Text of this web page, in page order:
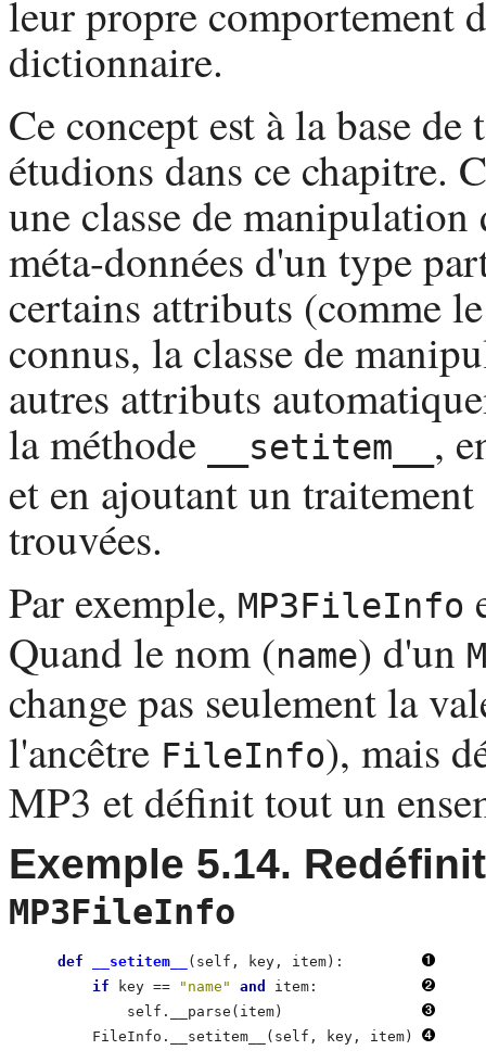
leur propre comportement
dictionnaire.
Ce concept est à la base
étudions dans ce chapitre.
une classe de
méta-données d'un type
certains attributs (comme
connus, la classe de
autres attributs
la méthode
__setitem__ ,
et en ajoutant un
trouvées.
Par exemple, MP3FileInfo
Quand le nom (name) d'un
change pas seulement la
l'ancêtre FileInfo), mais
MP3 et définit tout un
Exemple 5.14.
MP3FileInfo
def __setitem__
(self, key, item):
if key == "name" and
item:
            self.__parse(item)
        FileInfo.__setitem__(self, key, item)